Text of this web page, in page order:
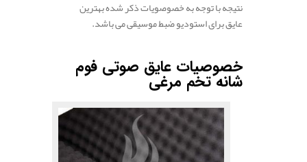
نتیجه با توجه به خصوصویات ذکر شده بهترین
عایق برای استودیو ضبط موسیقی می باشد.
خصوصیات عایق صوتی فوم
شانه تخم مرغی